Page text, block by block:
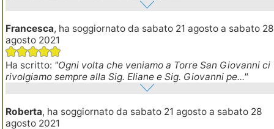
Francesca, ha soggiornato da sabato 21 agosto a sabato 28
agosto 2021
Ha scritto: "Ogni volta che veniamo a Torre San Giovanni ci
rivolgiamo sempre alla Sig. Eliane e Sig. Giovanni pe..."
Roberta, ha soggiornato da sabato 21 agosto a sabato 28
agosto 2021